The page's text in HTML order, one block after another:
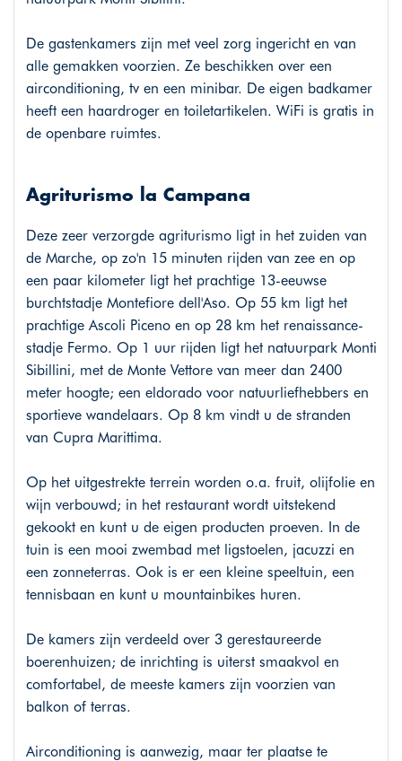
De gastenkamers zijn met veel zorg ingericht en van
alle gemakken voorzien. Ze beschikken over een
airconditioning, tv en een minibar. De eigen badkamer
heeft een haardroger en toiletartikelen. WiFi is gratis in
de openbare ruimtes.
Agriturismo la Campana
Deze zeer verzorgde agriturismo ligt in het zuiden van
de Marche, op zo'n 15 minuten rijden van zee en op
een paar kilometer ligt het prachtige 13-eeuwse
burchtstadje Montefiore dell'Aso. Op 55 km ligt het
prachtige Ascoli Piceno en op 28 km het renaissance-
stadje Fermo. Op 1 uur rijden ligt het natuurpark Monti
Sibillini, met de Monte Vettore van meer dan 2400
meter hoogte; een eldorado voor natuurliefhebbers en
sportieve wandelaars. Op 8 km vindt u de stranden
van Cupra Marittima.
Op het uitgestrekte terrein worden o.a. fruit, olijfolie en
wijn verbouwd; in het restaurant wordt uitstekend
gekookt en kunt u de eigen producten proeven. In de
tuin is een mooi zwembad met ligstoelen, jacuzzi en
een zonneterras. Ook is er een kleine speeltuin, een
tennisbaan en kunt u mountainbikes huren.
De kamers zijn verdeeld over 3 gerestaureerde
boerenhuizen; de inrichting is uiterst smaakvol en
comfortabel, de meeste kamers zijn voorzien van
balkon of terras.
Airconditioning is aanwezig, maar ter plaatse te